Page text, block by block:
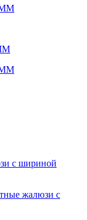
ММ
ММ
с шириной
жалюзи с